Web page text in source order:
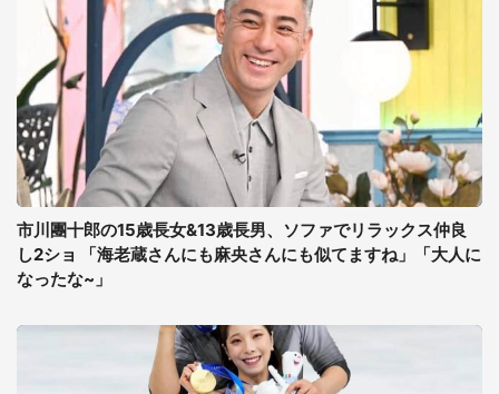
市川團十郎の15歳長女&13歳長男、ソファでリラックス仲良
し2ショ 「海老蔵さんにも麻央さんにも似てますね」「大人に
なったな~」